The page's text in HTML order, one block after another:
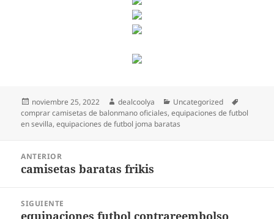
Publicado
el
noviembre 25, 2022 Autor
dealcoolya Categorías
Uncategorized
comprar camisetas de balonmano oficiales,equipaciones de futbol
en sevilla,equipaciones de futbol joma baratas
entradas
ANTERIOR
Entrada
camisetas baratas frikis
SIGUIENTE
Entrada
equipaciones futbol contrareembolso